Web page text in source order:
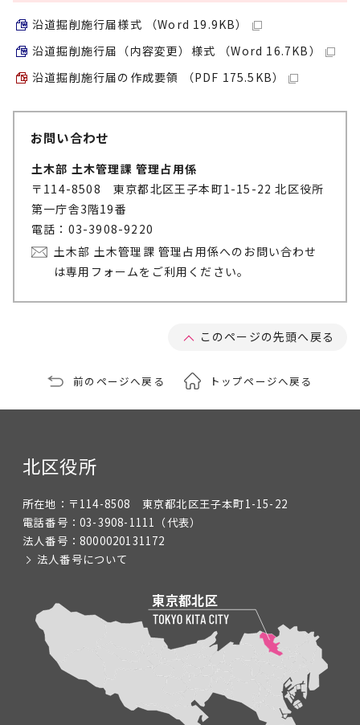
沿道掘削施行届様式 （Word 19.9KB）
沿道掘削施行届（内容変更）様式 （Word 16.7KB）
沿道掘削施行届の作成要領 （PDF 175.5KB）
お問い合わせ
土木部 土木管理課 管理占用係
〒114-8508 東京都北区王子本町1-15-22 北区役所
第一庁舎3階19番
電話：03-3908-9220
土木部 土木管理課 管理占用係へのお問い合わせ
は専用フォームをご利用ください。
このページの先頭へ戻る
前のページへ戻る トップページへ戻る
北区役所
所在地： 〒114-8508 東京都北区王子本町1-15-22
電話番号： 03-3908-1111 （代表）
法人番号： 8000020131172
法人番号について